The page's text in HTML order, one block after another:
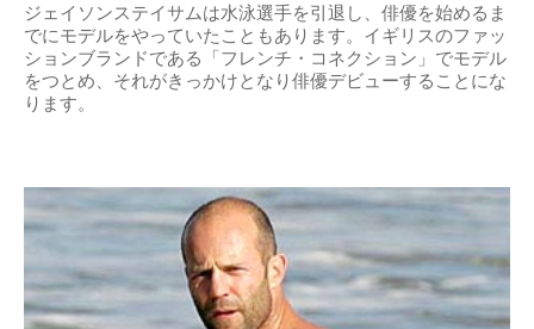
ジェイソンステイサムは水泳選手を引退し、俳優を始めるま
でにモデルをやっていたこともあります。イギリスのファッ
ションブランドである「フレンチ・コネクション」でモデル
をつとめ、それがきっかけとなり俳優デビューすることにな
ります。